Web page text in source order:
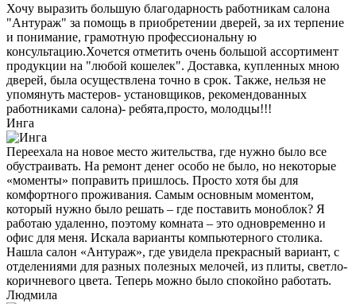
Хочу выразить большую благодарность работникам салона
"Антураж" за помощь в приобретении дверей, за их терпение
и понимание, грамотную профессиональну ю
консультацию.Хочется отметить очень большой ассортимент
продукции на "любой кошелек". Доставка, купленных мною
дверей, была осуществлена точно в срок. Также, нельзя не
упомянуть мастеров- установщиков, рекомендованных
работниками салона)- ребята,просто, молодцы!!!
Инга
Переехала на новое место жительства, где нужно было все
обустраивать. На ремонт денег особо не было, но некоторые
«моменты» поправить пришлось. Просто хотя бы для
комфортного проживания. Самым основным моментом,
который нужно было решать – где поставить моноблок? Я
работаю удаленно, поэтому комната – это одновременно и
офис для меня. Искала варианты компьютерного столика.
Нашла салон «Антураж», где увидела прекрасный вариант, с
отделениями для разных полезных мелочей, из плиты, светло-
коричневого цвета. Теперь можно было спокойно работать.
Людмила